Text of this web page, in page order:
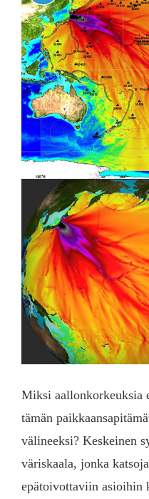
Miksi aallonkorkeuksia
tämän
välineeksi? Keskeinen
väriskaala, jonka
epätoivottaviin asioihin